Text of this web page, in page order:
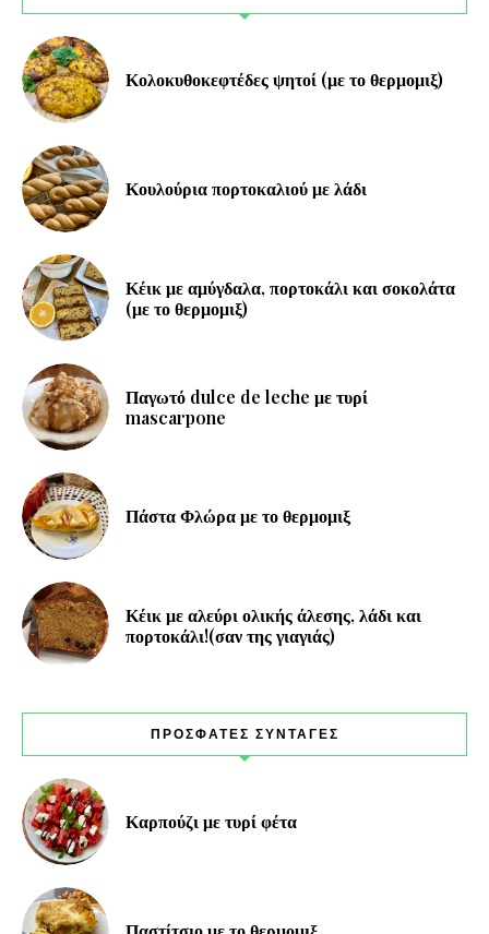
Κολοκυθοκεφτέδες ψητοί (με το θερμομιξ)
Κουλούρια πορτοκαλιού με λάδι
Κέικ με αμύγδαλα, πορτοκάλι και σοκολάτα
(με το θερμομιξ)
Παγωτό dulce de leche με τυρί
mascarpone
Πάστα Φλώρα με το θερμομιξ
Κέικ με αλεύρι ολικής άλεσης, λάδι και
πορτοκάλι!(σαν της γιαγιάς)
ΠΡΟΣΦΑΤΕΣ ΣΥΝΤΑΓΕΣ
Καρπούζι με τυρί φέτα